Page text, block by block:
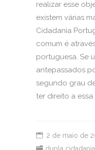
realizar esse
existem várias
Cidadania
comum é
portuguesa. Se
antepassados
segundo grau
ter direito a essa
2 de maio de